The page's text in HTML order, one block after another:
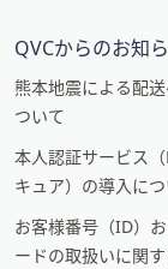
QVCからのお知
熊本地震による配
ついて
本人認証サービス
キュア）の導入に
お客様番号（ID）
ードの取扱いに関